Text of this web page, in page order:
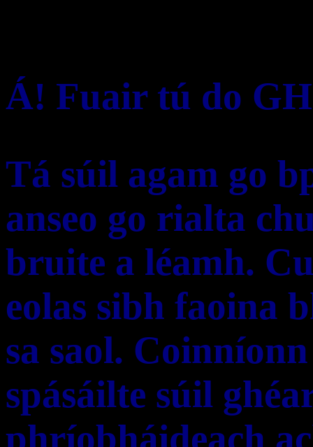
Á! Fuair tú do
Tá súil agam go
anseo go rialta
bruite a léamh.
eolas sibh faoina
sa saol.
spásáilte súil
phríobháideach